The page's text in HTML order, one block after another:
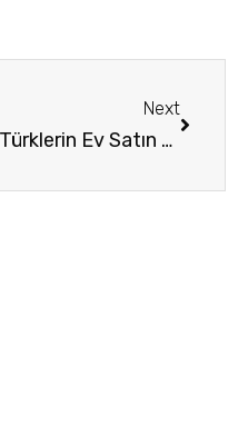
Next
Türklerin Ev Satın Aldığı Semtler – Palaio Faliro